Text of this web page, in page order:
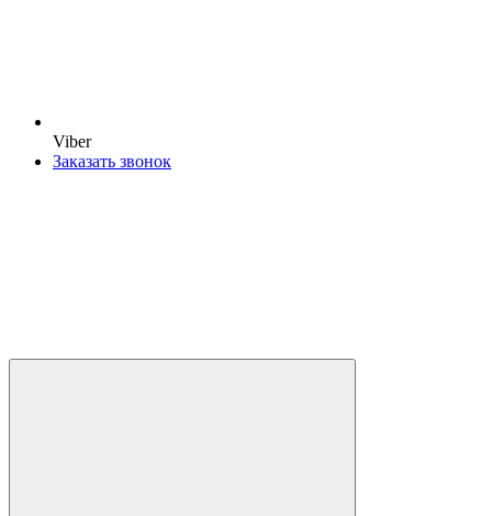
Viber
Заказать звонок